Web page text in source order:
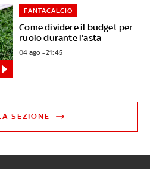
Come dividere il budget per
ruolo durante l'asta
FANTACALCIO
04 ago - 21:45
SEZIONE